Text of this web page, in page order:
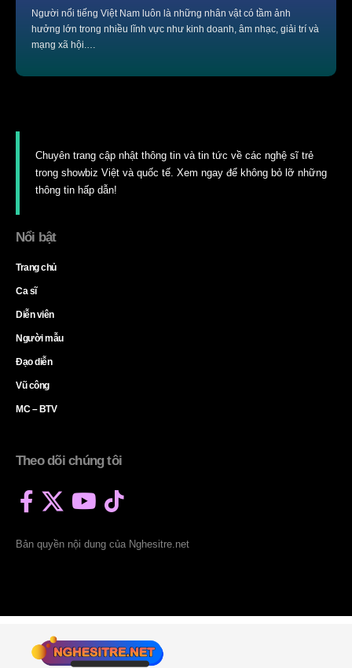
Người nổi tiếng Việt Nam luôn là những nhân vật có tầm ảnh
hưởng lớn trong nhiều lĩnh vực như kinh doanh, âm nhạc, giải trí và
mạng xã hội.…
Chuyên trang cập nhật thông tin và tin tức về các nghệ sĩ trẻ
trong showbiz Việt và quốc tế. Xem ngay để không bỏ lỡ những
thông tin hấp dẫn!
Nổi bật
Trang chủ
Ca sĩ
Diễn viên
Người mẫu
Đạo diễn
Vũ công
MC – BTV
Theo dõi chúng tôi
Bản quyền nội dung của Nghesitre.net